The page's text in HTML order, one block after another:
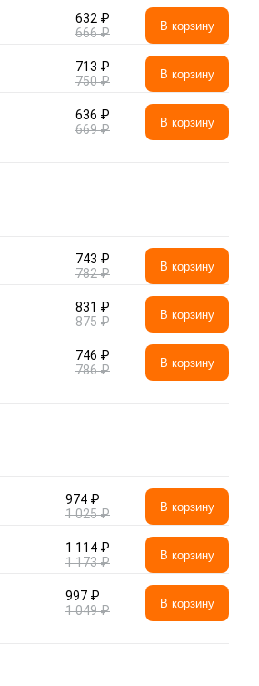
632 ₽
666 ₽
В корзину
713 ₽
750 ₽
В корзину
636 ₽
669 ₽
В корзину
743 ₽
782 ₽
В корзину
831 ₽
875 ₽
В корзину
746 ₽
786 ₽
В корзину
974 ₽
1 025 ₽
В корзину
1 114 ₽
1 173 ₽
В корзину
997 ₽
1 049 ₽
В корзину